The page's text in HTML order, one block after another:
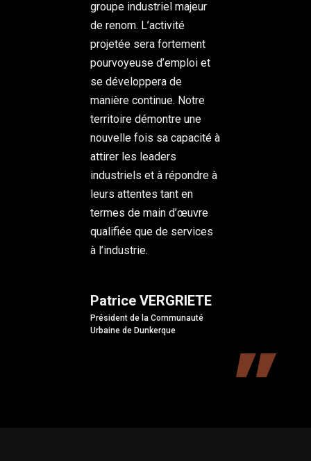
groupe industriel majeur
de renom. L’activité
projetée sera fortement
pourvoyeuse d’emploi et
se développera de
manière continue. Notre
territoire démontre une
nouvelle fois sa capacité à
attirer les leaders
industriels et à répondre à
leurs attentes tant en
termes de main d’œuvre
qualifiée que de services
à l’industrie.
Patrice VERGRIETE
Président de la Communauté
Urbaine de Dunkerque